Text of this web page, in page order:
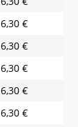
6,30 €
6,30 €
6,30 €
6,30 €
6,30 €